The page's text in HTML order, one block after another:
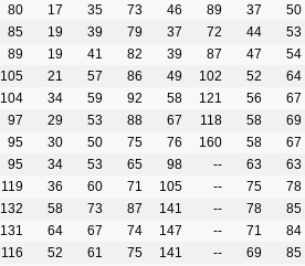
80 17 35 73 46 89 37 50
85 19 39 79 37 72 44 53
89 19 41 82 39 87 47 54
105 21 57 86 49 102 52 64
104 34 59 92 58 121 56 67
97 29 53 88 67 118 58 69
95 30 50 75 76 160 58 67
95 34 53 65 98 -- 63 63
119 36 60 71 105 -- 75 78
132 58 73 87 141 -- 78 85
131 64 67 74 147 -- 71 84
116 52 61 75 141 -- 69 85